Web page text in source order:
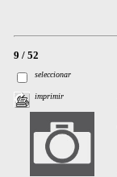
9 / 52
seleccionar
imprimir